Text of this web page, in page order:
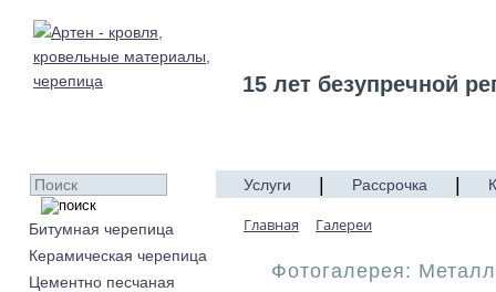
15 лет безупречной
Битумная черепица
Керамическая черепица
Цементно песчаная
Услуги Рассрочка
Главная Галереи
Фотогалерея: